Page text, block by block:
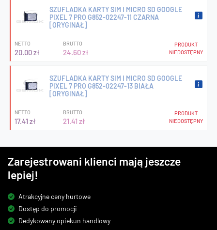
SZUFLADKA KARTY SIM I MICRO SD GOOGLE
PIXEL 7 PRO G852-02247-11 CZARNA
[ORYGINAŁ]
NETTO
20.00 zł
BRUTTO
24.60 zł
PRODUKT
NIEDOSTĘPNY
SZUFLADKA KARTY SIM I MICRO SD GOOGLE
PIXEL 7 PRO G852-02247-13 BIAŁA
[ORYGINAŁ]
NETTO
17.41 zł
BRUTTO
21.41 zł
PRODUKT
NIEDOSTĘPNY
Zarejestrowani klienci mają jeszcze
lepiej!
Atrakcyjne ceny hurtowe
Dostęp do promocji
Dedykowany opiekun handlowy